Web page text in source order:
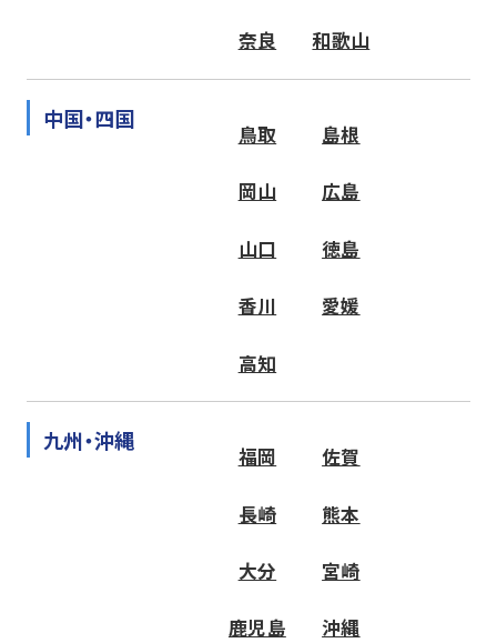
奈良 和歌山
中国・四国
鳥取 島根
岡山 広島
山口 徳島
香川 愛媛
高知
九州・沖縄
福岡 佐賀
長崎 熊本
大分 宮崎
鹿児島 沖縄